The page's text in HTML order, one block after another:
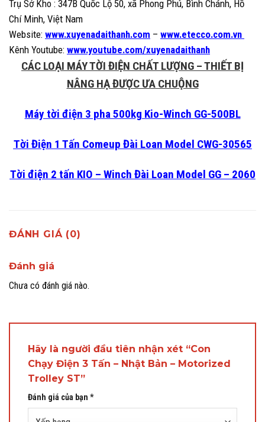
Trụ Sở Kho : 347B Quốc Lộ 50, xã Phong Phú, Bình Chánh, Hồ
Chí Minh, Việt Nam
Website: www.xuyenadaithanh.com – www.etecco.com.vn
Kênh Youtube: www.youtube.com/xuyenadaithanh
CÁC LOẠI MÁY TỜI ĐIỆN CHẤT LƯỢNG – THIẾT BỊ
NÂNG HẠ ĐƯỢC ƯA CHUỘNG
Máy tời điện 3 pha 500kg Kio-Winch GG-500BL
Tời Điện 1 Tấn Comeup Đài Loan Model CWG-30565
Tời điện 2 tấn KIO – Winch Đài Loan Model GG – 2060
ĐÁNH GIÁ (0)
Đánh giá
Chưa có đánh giá nào.
Hãy là người đầu tiên nhận xét “Con
Chạy Điện 3 Tấn – Nhật Bản – Motorized
Trolley ST”
Đánh giá của bạn *